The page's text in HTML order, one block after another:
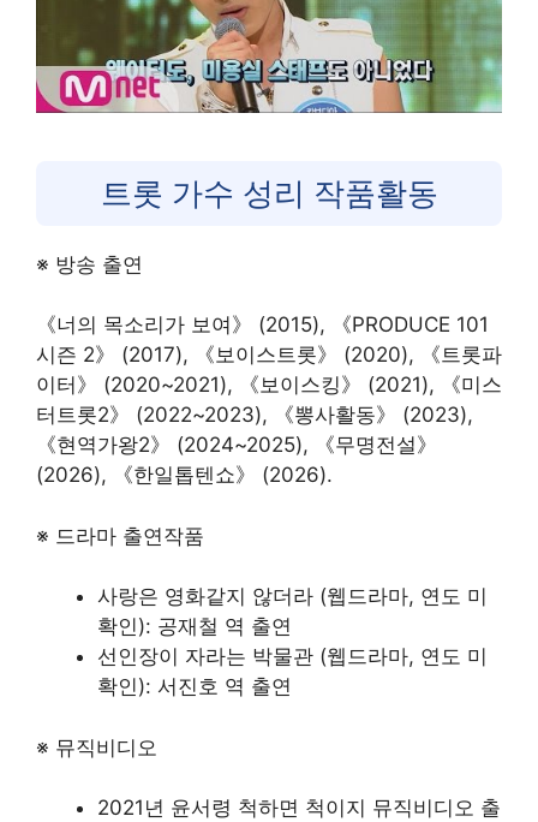
트롯 가수 성리 작품활동
※ 방송 출연
《너의 목소리가 보여》 (2015), 《PRODUCE 101
시즌 2》 (2017), 《보이스트롯》 (2020), 《트롯파
이터》 (2020~2021), 《보이스킹》 (2021), 《미스
터트롯2》 (2022~2023), 《뽕사활동》 (2023),
《현역가왕2》 (2024~2025), 《무명전설》
(2026), 《한일톱텐쇼》 (2026).
※ 드라마 출연작품
사랑은 영화같지 않더라 (웹드라마, 연도 미
확인): 공재철 역 출연
선인장이 자라는 박물관 (웹드라마, 연도 미
확인): 서진호 역 출연
※ 뮤직비디오
2021년 윤서령 척하면 척이지 뮤직비디오 출